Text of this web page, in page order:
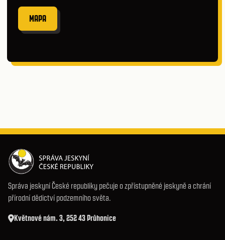
MAPA
Správa jeskyní České republiky pečuje o zpřístupněné jeskyně a chrání
přírodní dědictví podzemního světa.
Květnové nám. 3, 252 43 Průhonice